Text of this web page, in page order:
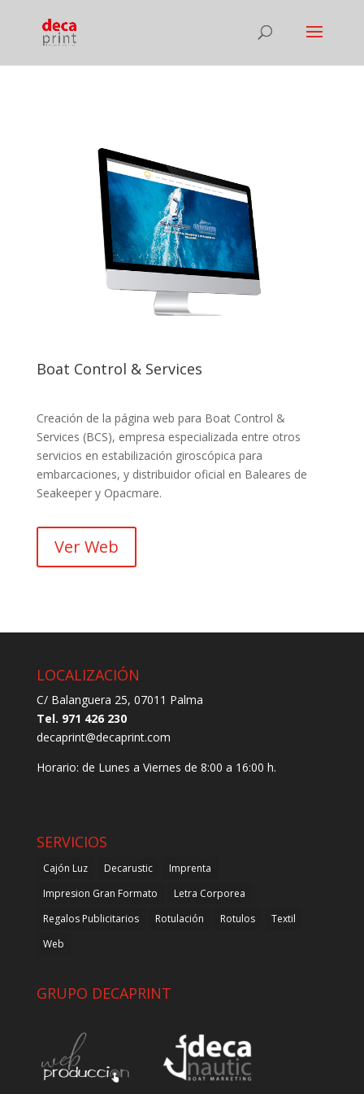
Boat Control & Services
Creación de la página web para Boat Control &
Services (BCS), empresa especializada entre otros
servicios en estabilización giroscópica para
embarcaciones, y distribuidor oficial en Baleares de
Seakeeper y Opacmare.
Ver Web
LOCALIZACIÓN
C/ Balanguera 25, 07011 Palma
Tel. 971 426 230
decaprint@decaprint.com
Horario: de Lunes a Viernes de 8:00 a 16:00 h.
SERVICIOS
Cajón Luz Decarustic
Imprenta
Impresion Gran Formato
Letra Corporea
Regalos Publicitarios
Rotulación Rotulos
Textil
Web
GRUPO DECAPRINT